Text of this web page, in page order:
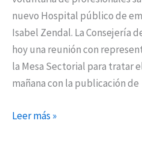
nuevo Hospital público de
Isabel Zendal. La Consejería
hoy una reunión con
la Mesa Sectorial para tratar
mañana con la publicación de
Leer más »